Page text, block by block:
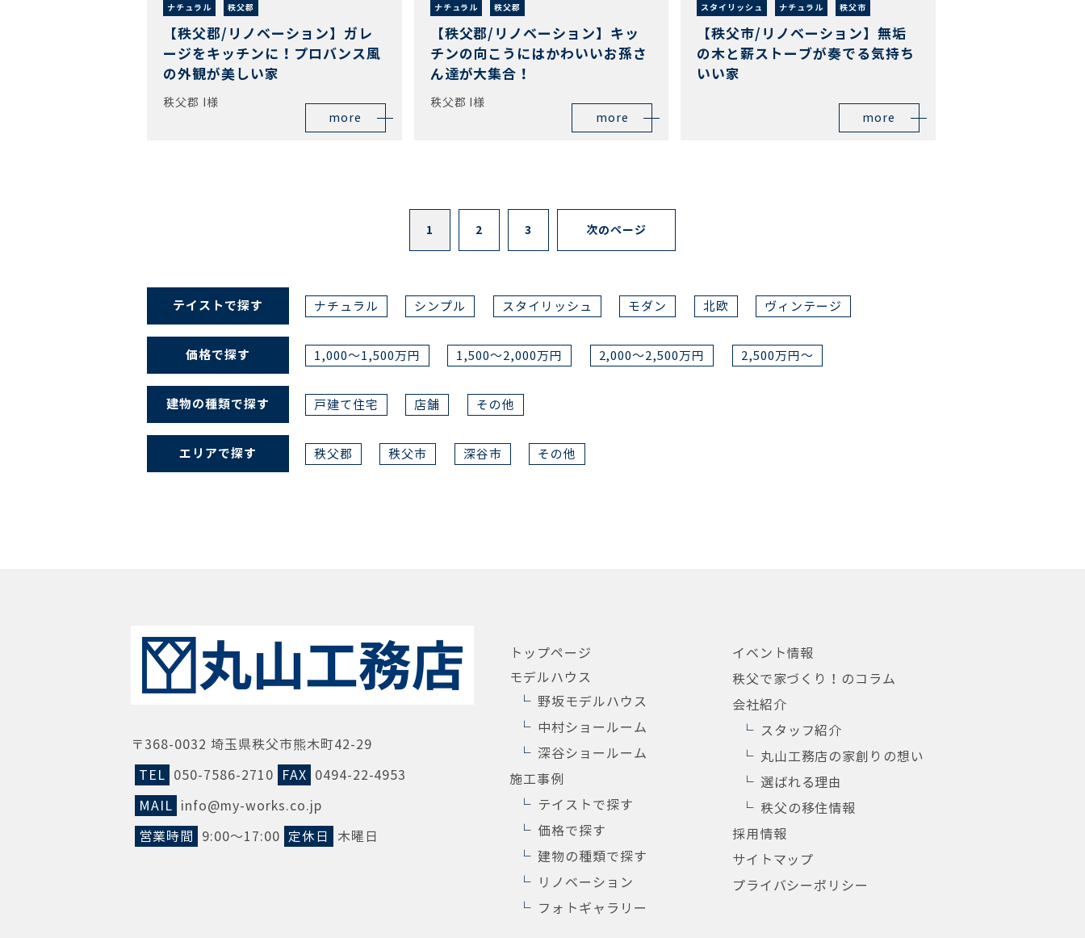
ナチュラル 秩父郡
【秩父郡/リノベーション】ガレ
ージをキッチンに！プロバンス風
の外観が美しい家
秩父郡 I様
more
ナチュラル 秩父郡
【秩父郡/リノベーション】キッ
チンの向こうにはかわいいお孫さ
ん達が大集合！
秩父郡 I様
more
スタイリッシュ ナチュラル 秩父市
【秩父市/リノベーション】無垢
の木と薪ストーブが奏でる気持ち
いい家
more
1 2 3 次のページ
テイストで探す ナチュラル シンプル スタイリッシュ モダン 北欧 ヴィンテージ
価格で探す 1,000～1,500万円 1,500～2,000万円 2,000～2,500万円 2,500万円～
建物の種類で探す 戸建て住宅 店舗 その他
エリアで探す 秩父郡 秩父市 深谷市 その他
〒368-0032 埼玉県秩父市熊木町42-29
TEL 050-7586-2710 FAX 0494-22-4953
MAIL info@my-works.co.jp
営業時間
9:00～17:00 定休日 木曜日
トップページ
モデルハウス
野坂モデルハウス
中村ショールーム
深谷ショールーム
施工事例
テイストで探す
価格で探す
建物の種類で探す
リノベーション
フォトギャラリー
イベント情報
秩父で家づくり！のコラム
会社紹介
スタッフ紹介
丸山工務店の家創りの想い
選ばれる理由
秩父の移住情報
採用情報
サイトマップ
プライバシーポリシー